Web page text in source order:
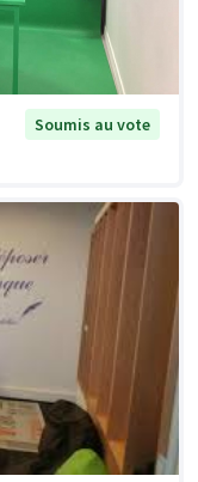
Soumis au vote